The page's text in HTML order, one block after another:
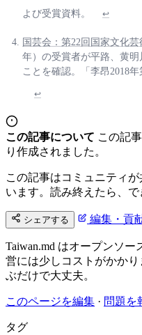
よび受賞資料。 ↩
国芸会：第22回国家文化
年）の受賞者が平路、黄
ことを確認。「李昂2018
↩
この記事について この記
り作成されました。
この記事はコミュニティ
います。読み終えたら、で
シェアする 編集・貢
Taiwan.md はオープンソ
営には少しコストがかか
ぶだけで大丈夫。
このページを編集 · 問題を
タグ